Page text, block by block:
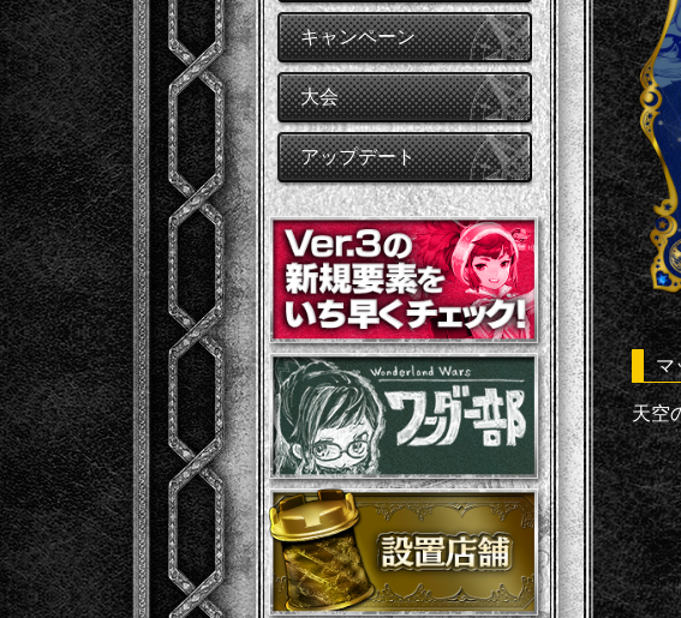
マ
天空
キャンペーン
大会
アップデート